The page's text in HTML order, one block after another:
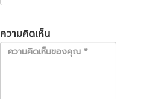
ความคิดเห็น